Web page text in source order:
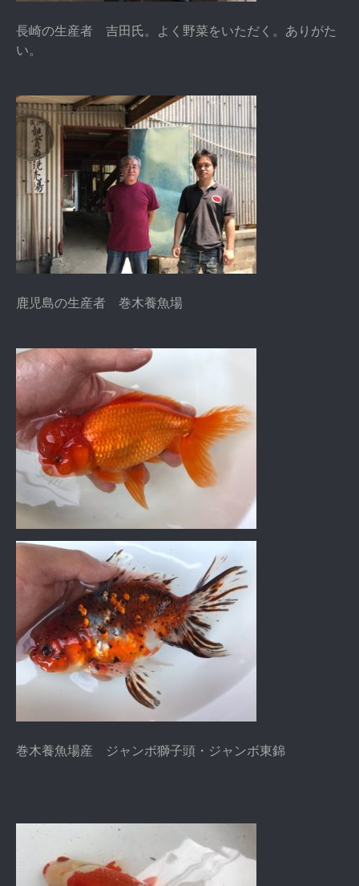
長崎の生産者 吉田氏。よく野菜をいただく。ありがた
い。
鹿児島の生産者 巻木養魚場
巻木養魚場産 ジャンボ獅子頭・ジャンボ東錦